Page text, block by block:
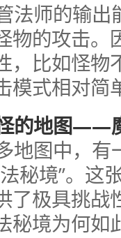
法师的输
物的攻击。
，比如怪物
模式相对简
的地图——
地图中，
秘境”。这
了极具挑战
秘境为何如